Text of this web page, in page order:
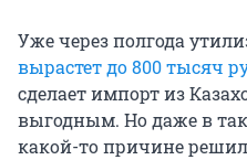
Уже через полгода
вырастет до800 тысяч
сделает импорт из
выгодным. Но даже в
какой-то причине решил